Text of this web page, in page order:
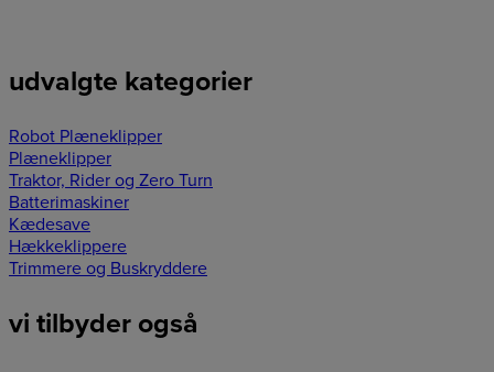
udvalgte kategorier
Robot Plæneklipper
Plæneklipper
Traktor, Rider og Zero Turn
Batterimaskiner
Kædesave
Hækkeklippere
Trimmere og Buskryddere
vi tilbyder også